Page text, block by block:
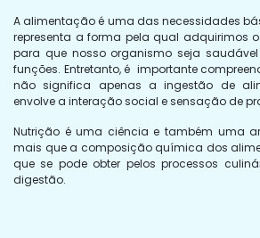
A alimentação é uma das necessidades
representa a forma pela qual adquirimos
para que nosso organismo seja
funções. Entretanto, é importante
não significa apenas a ingestão de
envolve a interação social e sensação de
Nutrição é uma ciência e também uma
mais que a composição química dos
que se pode obter pelos processos
digestão.